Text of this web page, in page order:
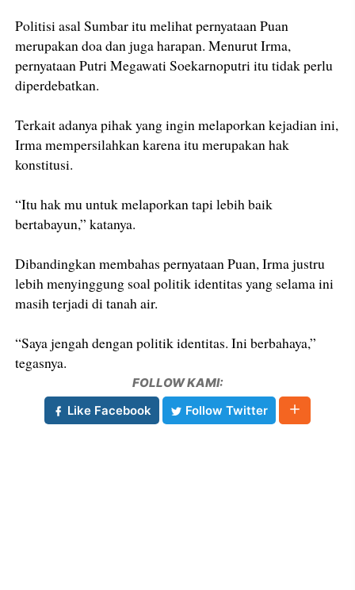
Politisi asal Sumbar itu melihat pernyataan Puan
merupakan doa dan juga harapan. Menurut Irma,
pernyataan Putri Megawati Soekarnoputri itu tidak perlu
diperdebatkan.
Terkait adanya pihak yang ingin melaporkan kejadian ini,
Irma mempersilahkan karena itu merupakan hak
konstitusi.
“Itu hak mu untuk melaporkan tapi lebih baik
bertabayun,” katanya.
Dibandingkan membahas pernyataan Puan, Irma justru
lebih menyinggung soal politik identitas yang selama ini
masih terjadi di tanah air.
“Saya jengah dengan politik identitas. Ini berbahaya,”
tegasnya.
FOLLOW KAMI:
Like Facebook
Follow Twitter